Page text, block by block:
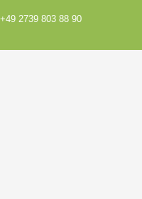
+49 2739 803 88 90